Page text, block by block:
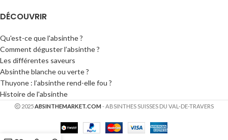
DÉCOUVRIR
Qu'est-ce que l'absinthe ?
Comment déguster l’absinthe ?
Les différentes saveurs
Absinthe blanche ou verte ?
Thuyone : l’absinthe rend-elle fou ?
Histoire de l'absinthe
2025ABSINTHEMARKET.COM - ABSINTHES SUISSES DU VAL-DE-TRAVERS